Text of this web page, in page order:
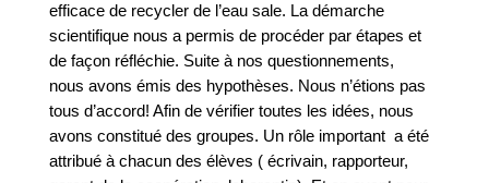
efficace de recycler de l’eau sale. La démarche
scientifique nous a permis de procéder par étapes et
de façon réfléchie. Suite à nos questionnements,
nous avons émis des hypothèses. Nous n’étions pas
tous d’accord! Afin de vérifier toutes les idées, nous
avons constitué des groupes. Un rôle important a été
attribué à chacun des élèves ( écrivain, rapporteur,